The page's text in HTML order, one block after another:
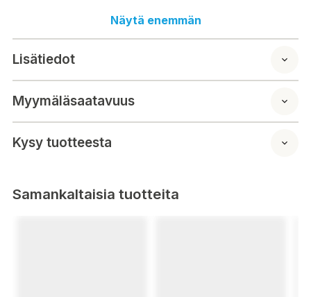
Näytä enemmän
Lisätiedot
Myymäläsaatavuus
Kysy tuotteesta
Samankaltaisia tuotteita